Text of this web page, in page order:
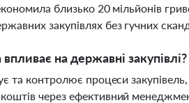
близько 20 мільйонів
закупівлях без гучних
на державні закупівлі?
та контролює процеси
через ефективний